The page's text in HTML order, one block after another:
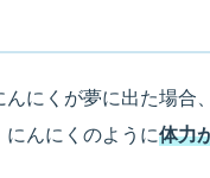
にくが夢に出た場合
んにくのように体力